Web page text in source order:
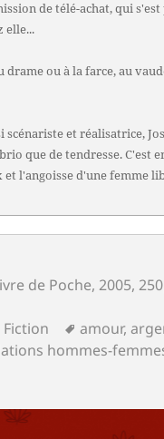
de télé-achat, qui
elle...
ou à la farce, au
et réalisatrice,
que de tendresse. C'est
l'angoisse d'une femme
de Poche, 2005,
Fiction
Mots-
clés
amour,
hommes-